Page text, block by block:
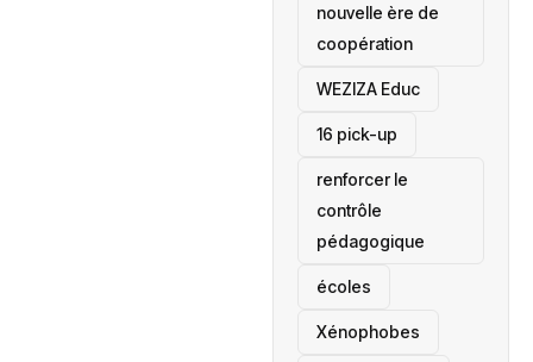
nouvelle ère de
coopération
‎WEZIZA Educ
16 pick-up
renforcer le
contrôle
pédagogique
écoles
‎Xénophobes